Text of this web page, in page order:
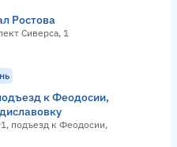
Ростова
Сиверса, 1
к Феодосии,
подъезд к Феодосии,